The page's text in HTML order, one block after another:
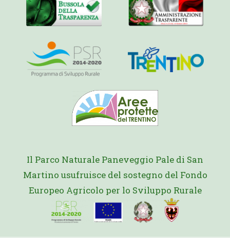
Il Parco Naturale Paneveggio Pale di San
Martino usufruisce del sostegno del Fondo
Europeo Agricolo per lo Sviluppo Rurale